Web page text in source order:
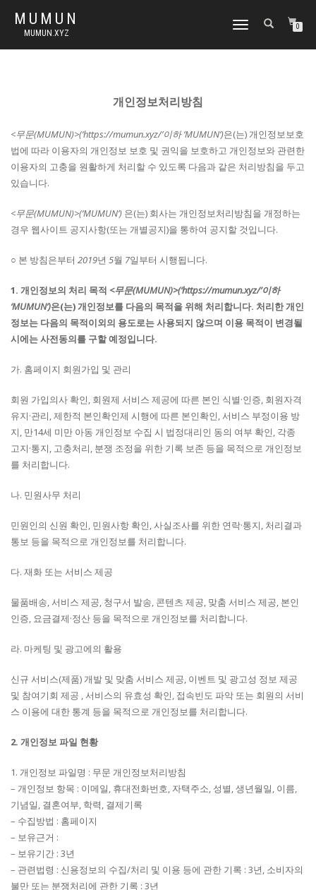
MUMUN
MUMUN.XYZ
토
내
0
개인정보처리방침
<무문(MUMUN)>(‘https://mumun.xyz/’이하 ‘MUMUN’)은(는) 개인정보보호
법에 따라 이용자의 개인정보 보호 및 권익을 보호하고 개인정보와 관련한
이용자의 고충을 원활하게 처리할 수 있도록 다음과 같은 처리방침을 두고
있습니다.
<무문(MUMUN)>(‘MUMUN’) 은(는) 회사는 개인정보처리방침을 개정하는
경우 웹사이트 공지사항(또는 개별공지)을 통하여 공지할 것입니다.
○ 본 방침은부터 2019년 5월 7일부터 시행됩니다.
1. 개인정보의 처리 목적 <무문(MUMUN)>(‘https://mumun.xyz/’이하
‘MUMUN’)은(는) 개인정보를 다음의 목적을 위해 처리합니다. 처리한 개인
정보는 다음의 목적이외의 용도로는 사용되지 않으며 이용 목적이 변경될
시에는 사전동의를 구할 예정입니다.
가. 홈페이지 회원가입 및 관리
회원 가입의사 확인, 회원제 서비스 제공에 따른 본인 식별·인증, 회원자격
유지·관리, 제한적 본인확인제 시행에 따른 본인확인, 서비스 부정이용 방
지, 만14세 미만 아동 개인정보 수집 시 법정대리인 동의 여부 확인, 각종
고지·통지, 고충처리, 분쟁 조정을 위한 기록 보존 등을 목적으로 개인정보
를 처리합니다.
나. 민원사무 처리
민원인의 신원 확인, 민원사항 확인, 사실조사를 위한 연락·통지, 처리결과
통보 등을 목적으로 개인정보를 처리합니다.
다. 재화 또는 서비스 제공
물품배송, 서비스 제공, 청구서 발송, 콘텐츠 제공, 맞춤 서비스 제공, 본인
인증, 요금결제·정산 등을 목적으로 개인정보를 처리합니다.
라. 마케팅 및 광고에의 활용
신규 서비스(제품) 개발 및 맞춤 서비스 제공, 이벤트 및 광고성 정보 제공
및 참여기회 제공 , 서비스의 유효성 확인, 접속빈도 파악 또는 회원의 서비
스 이용에 대한 통계 등을 목적으로 개인정보를 처리합니다.
2. 개인정보 파일 현황
1. 개인정보 파일명 : 무문 개인정보처리방침
– 개인정보 항목 : 이메일, 휴대전화번호, 자택주소, 성별, 생년월일, 이름,
기념일, 결혼여부, 학력, 결제기록
– 수집방법 : 홈페이지
– 보유근거 :
– 보유기간 : 3년
– 관련법령 : 신용정보의 수집/처리 및 이용 등에 관한 기록 : 3년, 소비자의
불만 또는 분쟁처리에 관한 기록 : 3년